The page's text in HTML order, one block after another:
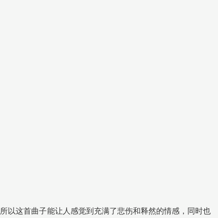
以这首曲子能让人感觉到充满了悲伤和释然的情感，同时也